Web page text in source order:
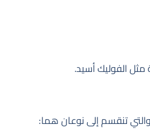
مثل الفوليك أسيد.
والتي تنقسم إلى نوعان هما: